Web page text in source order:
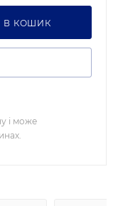
В КОШИК
і може